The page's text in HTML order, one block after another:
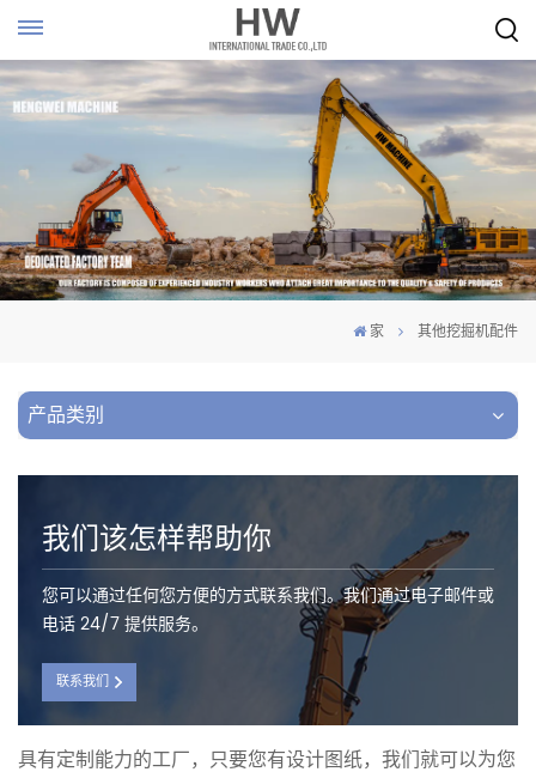
家 其他挖掘机配件
产品类别
我们该怎样帮助你
您可以通过任何您方便的方式联系我们。我们通过电子邮件或
电话 24/7 提供服务。
联系我们
具有定制能力的工厂，只要您有设计图纸，我们就可以为您